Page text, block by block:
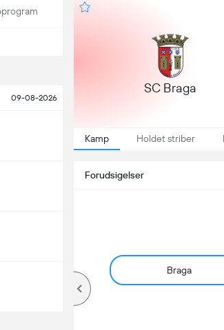
09-08-2026
SC Braga
Kamp Holdet striber
Forudsigelser
Braga